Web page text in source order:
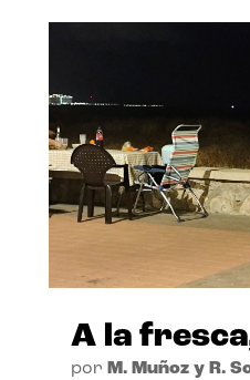
A la
por M. Muñoz y R.